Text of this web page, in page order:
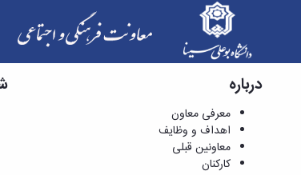
کارشناس انجمن های علمی دانشجویی -
درباره
معرفی معاون
اهداف و وظایف
معاونین قبلی
کارکنان